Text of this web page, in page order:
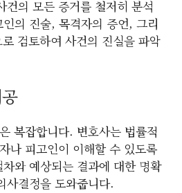
건의 모든 증거를 철저히 분석
의 진술, 목격자의 증언, 그리
검토하여 사건의 진실을 파악
복잡합니다. 변호사는 법률적
나 피고인이 이해할 수 있도록
와 예상되는 결과에 대한 명확
사결정을 도와줍니다.